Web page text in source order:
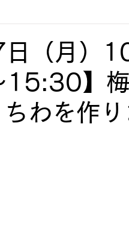
日（月
】梅
わを作り